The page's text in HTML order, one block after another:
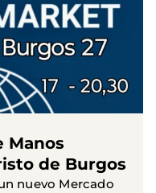
Manos
de Burgos
nuevo Mercado